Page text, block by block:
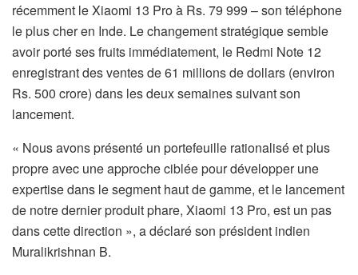
récemment le Xiaomi 13 Pro à Rs. 79 999 – son téléphone
le plus cher en Inde. Le changement stratégique semble
avoir porté ses fruits immédiatement, le Redmi Note 12
enregistrant des ventes de 61 millions de dollars (environ
Rs. 500 crore) dans les deux semaines suivant son
lancement.
« Nous avons présenté un portefeuille rationalisé et plus
propre avec une approche ciblée pour développer une
expertise dans le segment haut de gamme, et le lancement
de notre dernier produit phare, Xiaomi 13 Pro, est un pas
dans cette direction », a déclaré son président indien
Muralikrishnan B.